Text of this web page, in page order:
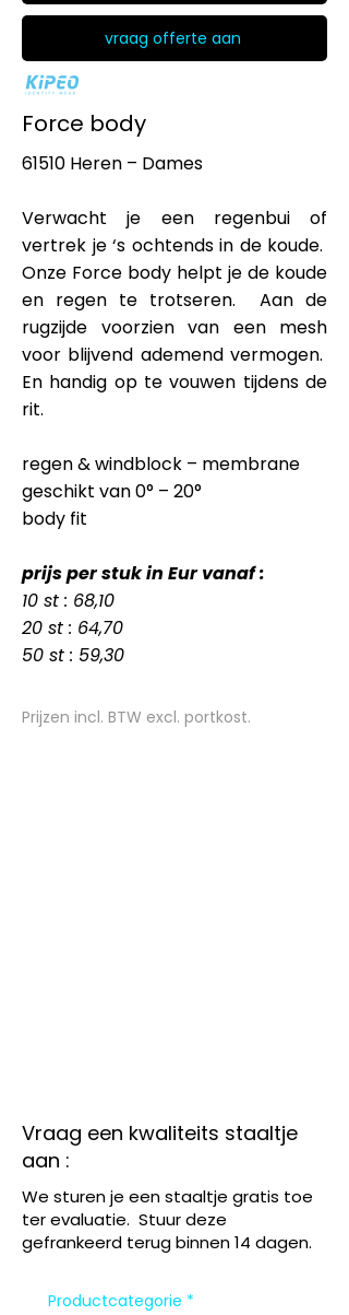
vraag offerte aan
Force body
61510 Heren – Dames
Verwacht je een regenbui of
vertrek je ‘s ochtends in de koude.
Onze Force body helpt je de koude
en regen te trotseren. Aan de
rugzijde voorzien van een mesh
voor blijvend ademend vermogen.
En handig op te vouwen tijdens de
rit.
regen & windblock – membrane
geschikt van 0° – 20°
body fit
prijs per stuk in Eur vanaf :
10 st : 68,10
20 st : 64,70
50 st : 59,30
Prijzen incl. BTW excl. portkost.
Vraag een kwaliteits staaltje
aan :
We sturen je een staaltje gratis toe
ter evaluatie. Stuur deze
gefrankeerd terug binnen 14 dagen.
Productcategorie *